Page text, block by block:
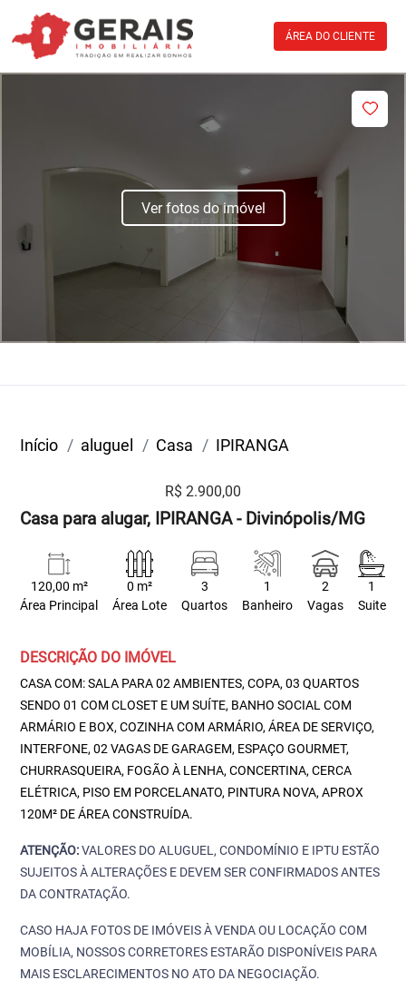
ÁREA DO CLIENTE
Ver fotos do imóvel
Início aluguel Casa IPIRANGA
R$ 2.900,00
Casa para alugar, IPIRANGA - Divinópolis/MG
120,00 m²
Área Principal
0 m²
Área Lote
3
Quartos
1
Banheiro
2
Vagas
1
Suite
DESCRIÇÃO DO IMÓVEL
CASA COM: SALA PARA 02 AMBIENTES, COPA, 03 QUARTOS
SENDO 01 COM CLOSET E UM SUÍTE, BANHO SOCIAL COM
ARMÁRIO E BOX, COZINHA COM ARMÁRIO, ÁREA DE SERVIÇO,
INTERFONE, 02 VAGAS DE GARAGEM, ESPAÇO GOURMET,
CHURRASQUEIRA, FOGÃO À LENHA, CONCERTINA, CERCA
ELÉTRICA, PISO EM PORCELANATO, PINTURA NOVA, APROX
120M² DE ÁREA CONSTRUÍDA.
ATENÇÃO:VALORES DO ALUGUEL, CONDOMÍNIO E IPTU ESTÃO
SUJEITOS À ALTERAÇÕES E DEVEM SER CONFIRMADOS ANTES
DA CONTRATAÇÃO.
CASO HAJA FOTOS DE IMÓVEIS À VENDA OU LOCAÇÃO COM
MOBÍLIA, NOSSOS CORRETORES ESTARÃO DISPONÍVEIS PARA
MAIS ESCLARECIMENTOS NO ATO DA NEGOCIAÇÃO.